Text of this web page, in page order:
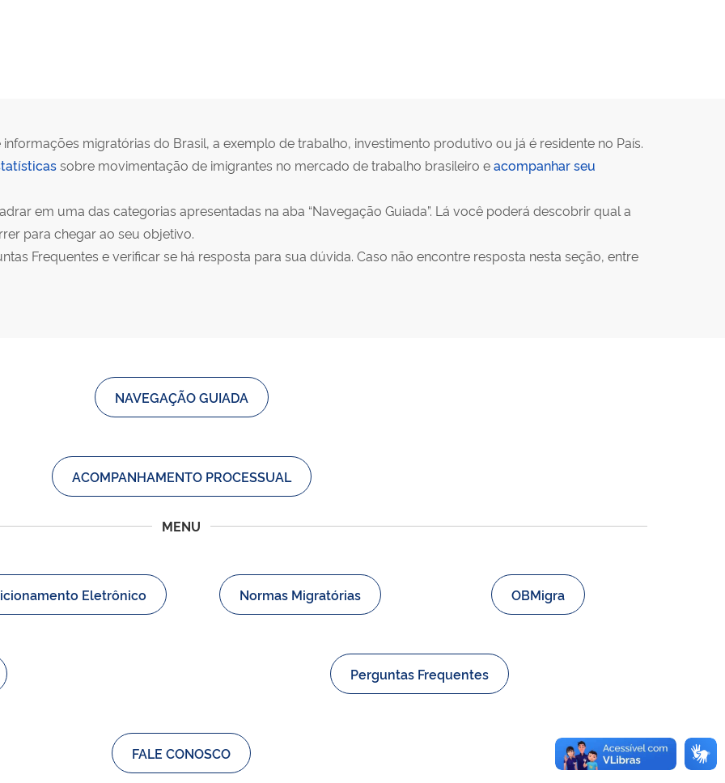
migratórias do Brasil, a exemplo de trabalho, investimento produtivo ou já é residente no País.
sobre movimentação de imigrantes no mercado de trabalho brasileiro eacompanhar seu
em uma das categorias apresentadas na aba “Navegação Guiada”. Lá você poderá descobrir qual a
para chegar ao seu objetivo.
Frequentes e verificar se há resposta para sua dúvida. Caso não encontre resposta nesta seção, entre
NAVEGAÇÃO GUIADA
ACOMPANHAMENTO PROCESSUAL
MENU
Eletrônico Normas Migratórias OBMigra
Perguntas Frequentes
FALE CONOSCO